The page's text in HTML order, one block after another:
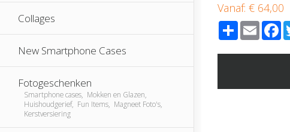
Collages
New Smartphone Cases
Fotogeschenken
Smartphone cases, Mokken en Glazen,
Huishoudgerief, Fun Items, Magneet Foto's,
Kerstversiering
Vanaf: € 64,00
ShareEmail